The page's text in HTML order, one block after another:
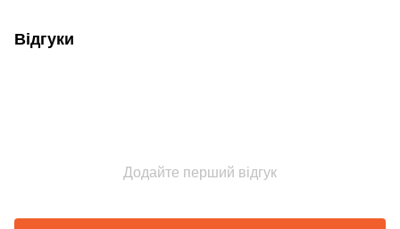
Відгуки
Додайте перший відгук